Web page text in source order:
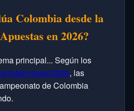
Colombia desde la
en 2026?
principal... Según los
, las
de Colombia